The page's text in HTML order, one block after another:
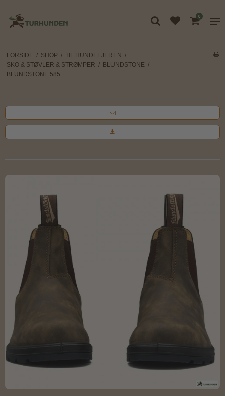
0
FORSIDE / SHOP / TIL HUNDEEJEREN /
SKO & STØVLER & STRØMPER / BLUNDSTONE /
BLUNDSTONE 585